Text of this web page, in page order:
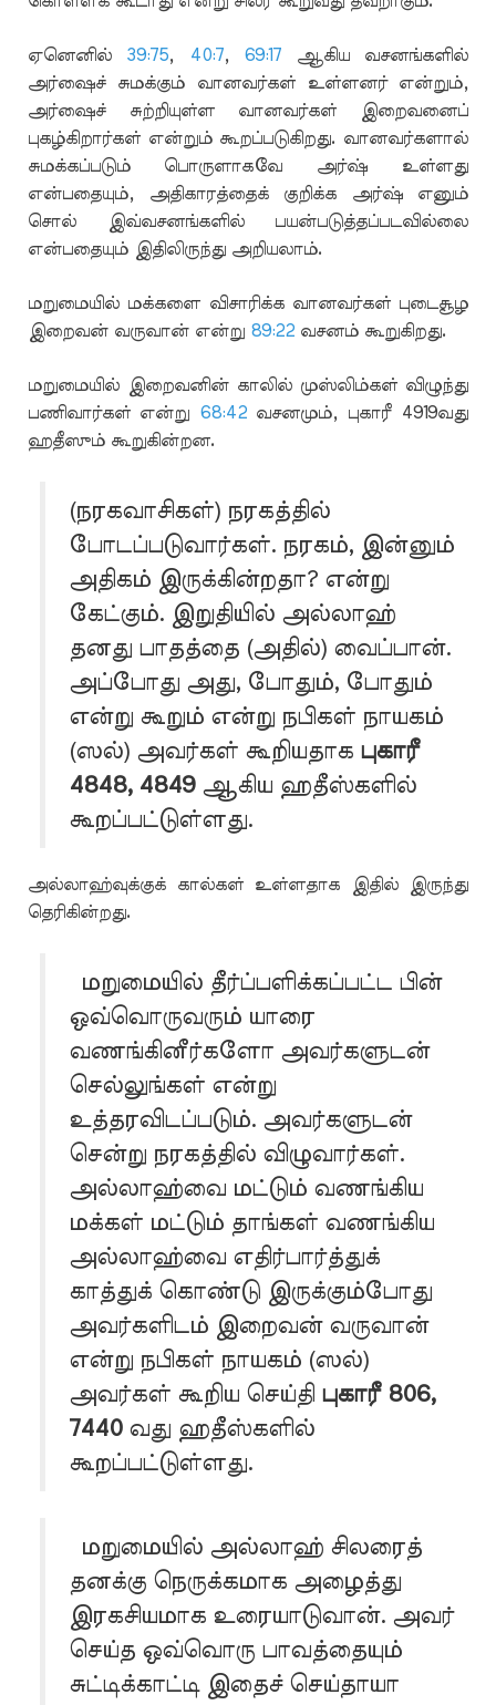
ஏனெனில் 39:75, 40:7, 69:17 ஆகிய வசனங்களில்
அர்ஷைச் சுமக்கும் வானவர்கள் உள்ளனர் என்றும்,
அர்ஷைச் சுற்றியுள்ள வானவர்கள் இறைவனைப்
புகழ்கிறார்கள் என்றும் கூறப்படுகிறது. வானவர்களால்
சுமக்கப்படும் பொருளாகவே அர்ஷ் உள்ளது
என்பதையும், அதிகாரத்தைக் குறிக்க அர்ஷ் எனும்
சொல் இவ்வசனங்களில் பயன்படுத்தப்படவில்லை
என்பதையும் இதிலிருந்து அறியலாம்.
மறுமையில் மக்களை விசாரிக்க வானவர்கள் புடைசூழ
இறைவன் வருவான் என்று 89:22 வசனம் கூறுகிறது.
மறுமையில் இறைவனின் காலில் முஸ்லிம்கள் விழுந்து
பணிவார்கள் என்று 68:42வசனமும், புகாரீ 4919வது
ஹதீஸும் கூறுகின்றன.
(நரகவாசிகள்) நரகத்தில்
போடப்படுவார்கள். நரகம், இன்னும்
அதிகம் இருக்கின்றதா? என்று
கேட்கும். இறுதியில் அல்லாஹ்
தனது பாதத்தை (அதில்) வைப்பான்.
அப்போது அது, போதும், போதும்
என்று கூறும் என்று நபிகள் நாயகம்
(ஸல்) அவர்கள் கூறியதாக புகாரீ
4848, 4849 ஆகிய ஹதீஸ்களில்
கூறப்பட்டுள்ளது.
அல்லாஹ்வுக்குக் கால்கள் உள்ளதாக இதில் இருந்து
தெரிகின்றது.
மறுமையில் தீர்ப்பளிக்கப்பட்ட பின்
ஒவ்வொருவரும் யாரை
வணங்கினீர்களோ அவர்களுடன்
செல்லுங்கள் என்று
உத்தரவிடப்படும். அவர்களுடன்
சென்று நரகத்தில் விழுவார்கள்.
அல்லாஹ்வை மட்டும் வணங்கிய
மக்கள் மட்டும் தாங்கள் வணங்கிய
அல்லாஹ்வை எதிர்பார்த்துக்
காத்துக் கொண்டு இருக்கும்போது
அவர்களிடம் இறைவன் வருவான்
என்று நபிகள் நாயகம் (ஸல்)
அவர்கள் கூறிய செய்தி புகாரீ 806,
7440வது ஹதீஸ்களில்
கூறப்பட்டுள்ளது.
மறுமையில் அல்லாஹ் சிலரைத்
தனக்கு நெருக்கமாக அழைத்து
இரகசியமாக உரையாடுவான். அவர்
செய்த ஒவ்வொரு பாவத்தையும்
சுட்டிக்காட்டி இதைச் செய்தாயா